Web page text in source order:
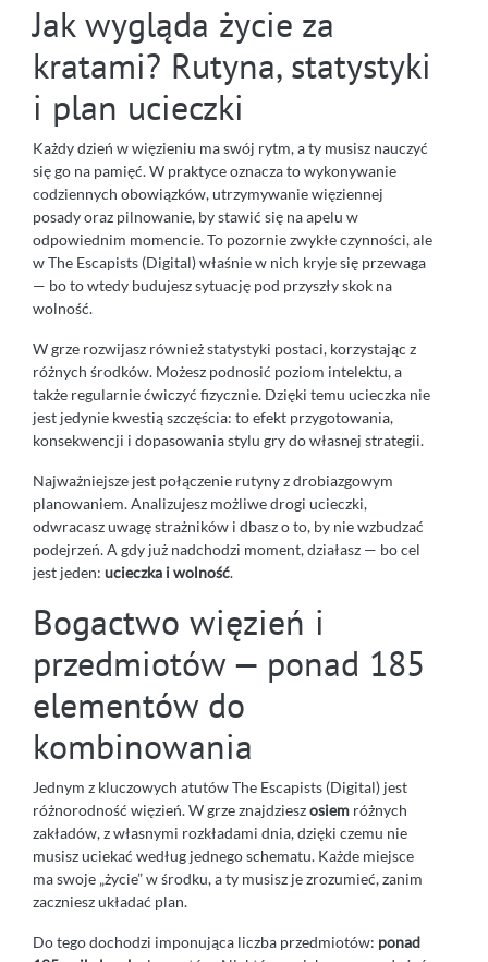
Jak wygląda życie za
kratami? Rutyna, statystyki
i plan ucieczki
Każdy dzień w więzieniu ma swój rytm, a ty musisz nauczyć
się go na pamięć. W praktyce oznacza to wykonywanie
codziennych obowiązków, utrzymywanie więziennej
posady oraz pilnowanie, by stawić się na apelu w
odpowiednim momencie. To pozornie zwykłe czynności, ale
w The Escapists (Digital) właśnie w nich kryje się przewaga
— bo to wtedy budujesz sytuację pod przyszły skok na
wolność.
W grze rozwijasz również statystyki postaci, korzystając z
różnych środków. Możesz podnosić poziom intelektu, a
także regularnie ćwiczyć fizycznie. Dzięki temu ucieczka nie
jest jedynie kwestią szczęścia: to efekt przygotowania,
konsekwencji i dopasowania stylu gry do własnej strategii.
Najważniejsze jest połączenie rutyny z drobiazgowym
planowaniem. Analizujesz możliwe drogi ucieczki,
odwracasz uwagę strażników i dbasz o to, by nie wzbudzać
podejrzeń. A gdy już nadchodzi moment, działasz — bo cel
jest jeden: ucieczka i wolność.
Bogactwo więzień i
przedmiotów — ponad 185
elementów do
kombinowania
Jednym z kluczowych atutów The Escapists (Digital) jest
różnorodność więzień. W grze znajdzieszosiem różnych
zakładów, z własnymi rozkładami dnia, dzięki czemu nie
musisz uciekać według jednego schematu. Każde miejsce
ma swoje „życie” w środku, a ty musisz je zrozumieć, zanim
zaczniesz układać plan.
Do tego dochodzi imponująca liczba przedmiotów: ponad